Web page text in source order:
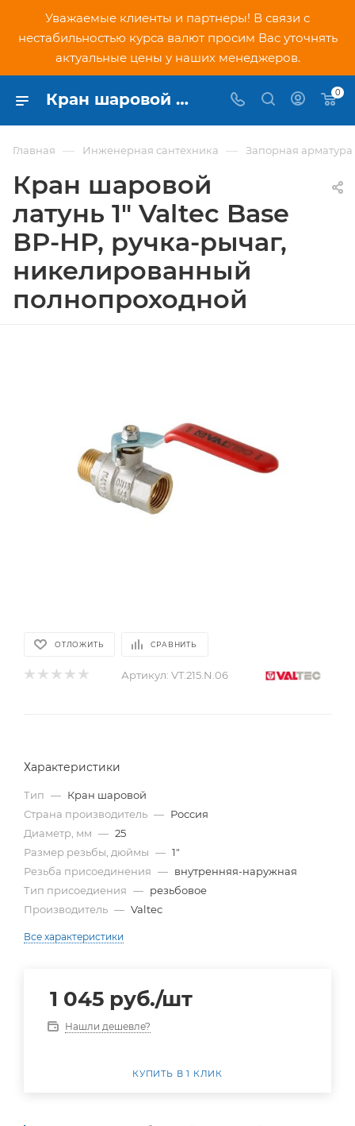
Уважаемые клиенты и партнеры! В связи с
нестабильностью курса валют просим Вас уточнять
актуальные цены у наших менеджеров.
Кран шаровой латунь 1" Valtec Base ВР-НР, ручка-рычаг, никелированный полнопроходной (VT.215.N.06) - купить по низкой цене в Москве, интернет-магазин PNDtech.ru 0
Главная — Инженерная сантехника — Запорная арматура
Кран шаровой
латунь 1" Valtec Base
ВР-НР, ручка-рычаг,
никелированный
полнопроходной
ОТЛОЖИТЬ СРАВНИТЬ
Артикул: VT.215.N.06
Характеристики
Тип — Кран шаровой
Страна производитель — Россия
Диаметр, мм — 25
Размер резьбы, дюймы — 1"
Резьба присоединения — внутренняя-наружная
Тип присоедиения — резьбовое
Производитель — Valtec
Все характеристики
1 045 руб./шт
Нашли дешевле?
КУПИТЬ В 1 КЛИК